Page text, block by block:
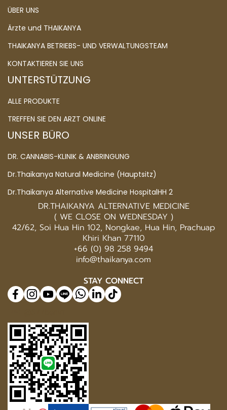
ÜBER UNS
Ärzte und THAIKANYA
THAIKANYA BETRIEBS- UND VERWALTUNGSTEAM
KONTAKTIEREN SIE UNS
UNTERSTÜTZUNG
ALLE PRODUKTE
TREFFEN SIE DEN ARZT ONLINE
UNSER BÜRO
DR. CANNABIS-KLINIK & ANBRINGUNG
Dr.Thaikanya Natural Medicine (Hauptsitz)
Dr.Thaikanya Alternative Medicine HospitalHH 2
DR.THAIKANYA ALTERNATIVE MEDICINE
( WE CLOSE ON WEDNESDAY )
42/62, Soi Hua Hin 102, Nongkae, Hua Hin, Prachuap
Khiri Khan 77110
+66 (0) 98 258 9494
info@thaikanya.com
STAY CONNECT